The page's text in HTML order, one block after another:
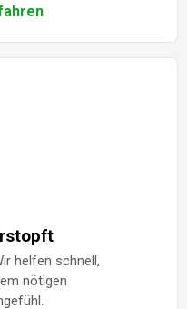
helfen schnell,
nötigen